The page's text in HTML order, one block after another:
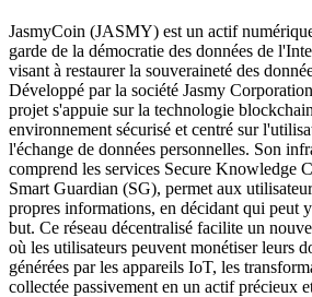
JasmyCoin (JASMY) est un actif
garde de la démocratie des données de
visant à restaurer la souveraineté des
Développé par la société Jasmy
projet s'appuie sur la technologie
environnement sécurisé et centré sur
l'échange de données personnelles. Son
comprend les services Secure Knowledge
Smart Guardian (SG), permet aux
propres informations, en décidant qui peut
but. Ce réseau décentralisé facilite un
où les utilisateurs peuvent monétiser leurs
générées par les appareils IoT, les
collectée passivement en un actif précieux